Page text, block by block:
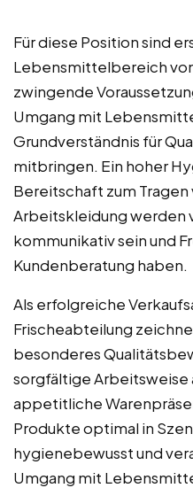
Für diese Position sind
Lebensmittelbereich
zwingende
Umgang mit
Grundverständnis für
mitbringen. Ein hoher
Bereitschaft zum
Arbeitskleidung werden
kommunikativ sein und
Kundenberatung haben.
Als erfolgreiche
Frischeabteilung
besonderes
sorgfältige Arbeitsweise
appetitliche
Produkte optimal in
hygienebewusst und
Umgang mit